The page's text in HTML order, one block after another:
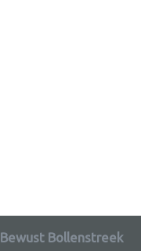
Bewust Bollenstreek